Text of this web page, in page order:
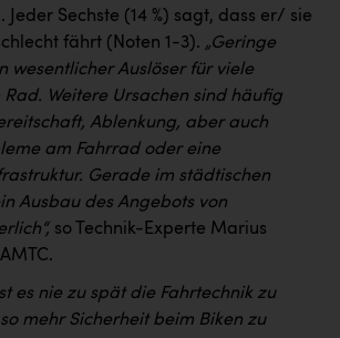
Jeder Sechste (14 %) sagt, dass er/ sie
fährt (Noten 1-3). „Geringe
wesentlicher Auslöser für viele
Weitere Ursachen sind häufig
Ablenkung, aber auch
am Fahrrad oder eine
Gerade im städtischen
Ausbau des Angebots von
so Technik-Experte Marius
es nie zu spät die Fahrtechnik zu
mehr Sicherheit beim Biken zu